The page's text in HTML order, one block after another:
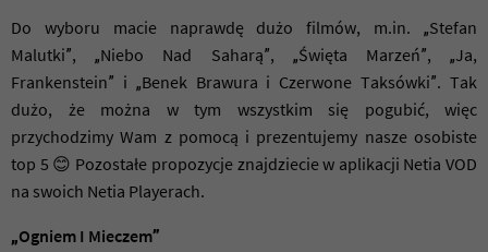
Do wyboru macie naprawdę dużo filmów, m.in. „Stefan
Malutki”, „Niebo Nad Saharą”, „Święta Marzeń”, „Ja,
Frankenstein” i „Benek Brawura i Czerwone Taksówki”. Tak
dużo, że można w tym wszystkim się pogubić, więc
przychodzimy Wam z pomocą i prezentujemy nasze osobiste
top 5 😊 Pozostałe propozycje znajdziecie w aplikacji Netia VOD
na swoich Netia Playerach.
„Ogniem I Mieczem”